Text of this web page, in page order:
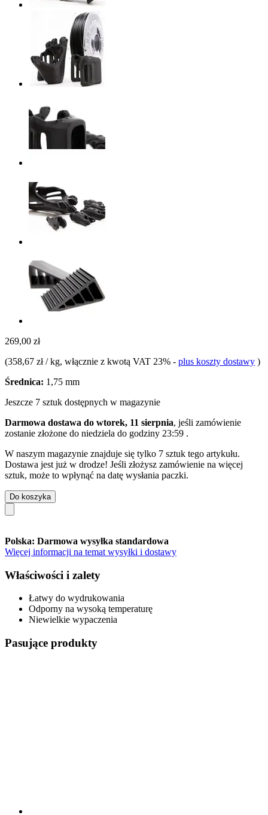
269,00 zł
(358,67 zł / kg, włącznie z kwotą VAT 23% - plus koszty dostawy )
Średnica: 1,75 mm
Jeszcze 7 sztuk dostępnych w magazynie
Darmowa dostawa do wtorek, 11 sierpnia, jeśli zamówienie
zostanie złożone do niedziela do godziny 23:59 .
W naszym magazynie znajduje się tylko 7 sztuk tego artykułu.
Dostawa jest już w drodze! Jeśli złożysz zamówienie na więcej
sztuk, może to wpłynąć na datę wysłania paczki.
Do koszyka
Polska: Darmowa wysyłka standardowa
Więcej informacji na temat wysyłki i dostawy
Właściwości i zalety
Łatwy do wydrukowania
Odporny na wysoką temperaturę
Niewielkie wypaczenia
Pasujące produkty